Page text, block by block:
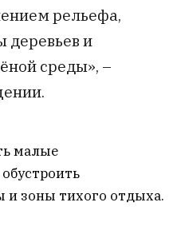
рельефа,
деревьев и
среды», –
малые
зоны тихого отдыха.